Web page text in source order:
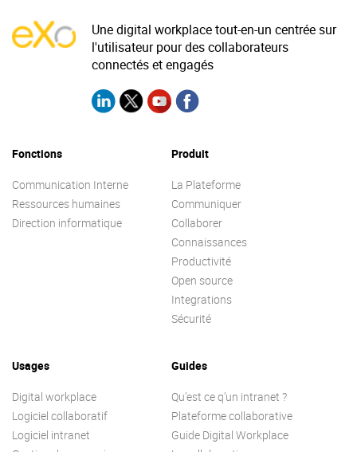
Une digital workplace tout-en-un centrée sur
l'utilisateur pour des collaborateurs
connectés et engagés
Fonctions
Communication Interne
Ressources humaines
Direction informatique
Produit
La Plateforme
Communiquer
Collaborer
Connaissances
Productivité
Open source
Integrations
Sécurité
Usages
Digital workplace
Logiciel collaboratif
Logiciel intranet
Guides
Qu’est ce q’un intranet ?
Plateforme collaborative
Guide Digital Workplace